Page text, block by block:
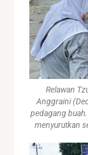
Relawan
Anggraini
pedagang
menyurutkan